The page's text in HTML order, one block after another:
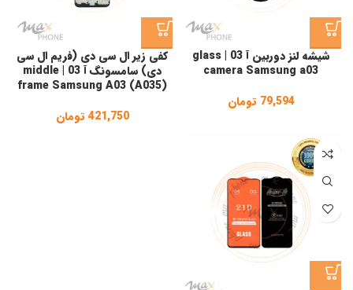
شیشه لنز دوربین آ 03 | glass
camera Samsung a03
79,594 تومان
کفی زیر ال سی دی (فریم ال سی
دی) سامسونگ آ 03 | middle
frame Samsung A03 (A035)
421,750 تومان